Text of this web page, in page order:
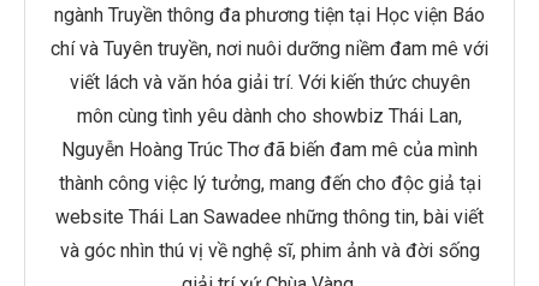
ngành Truyền thông đa phương tiện tại Học viện Báo
chí và Tuyên truyền, nơi nuôi dưỡng niềm đam mê với
viết lách và văn hóa giải trí. Với kiến thức chuyên
môn cùng tình yêu dành cho showbiz Thái Lan,
Nguyễn Hoàng Trúc Thơ đã biến đam mê của mình
thành công việc lý tưởng, mang đến cho độc giả tại
website Thái Lan Sawadee những thông tin, bài viết
và góc nhìn thú vị về nghệ sĩ, phim ảnh và đời sống